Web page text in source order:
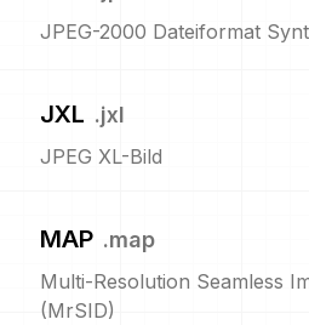
JPEG-2000 Dateiformat
JXL .jxl
JPEG XL-Bild
MAP .map
Multi-Resolution Seamless
(MrSID)